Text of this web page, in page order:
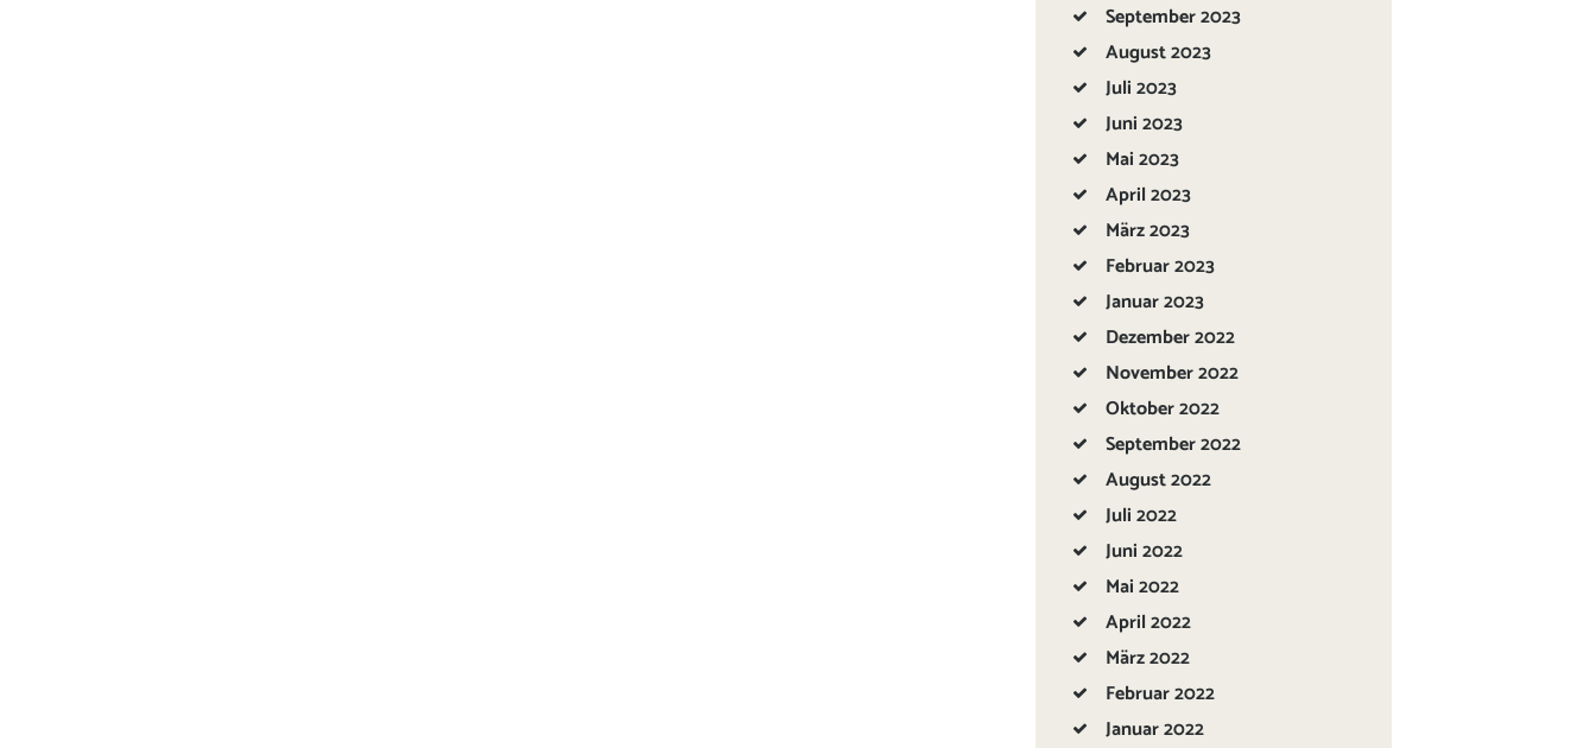
September2023
August2023
Juli2023
Juni2023
Mai2023
April2023
März2023
Februar2023
Januar2023
Dezember2022
November2022
Oktober2022
September2022
August2022
Juli2022
Juni2022
Mai2022
April2022
März2022
Februar2022
Januar2022